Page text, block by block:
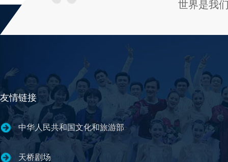
世界是我
友情链接
中华人民共和国文化和旅游部
天桥剧场